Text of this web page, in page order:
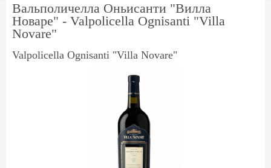
Вальполичелла Оньисанти "Вилла
Новаре" - Valpolicella Ognisanti "Villa
Novare"
Valpolicella Ognisanti "Villa Novare"